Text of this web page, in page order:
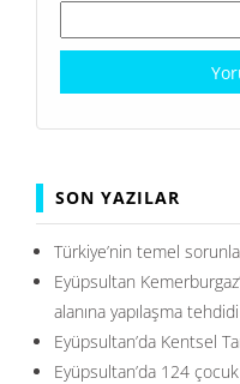
SON YAZILAR
Türkiye’nin temel
Eyüpsultan
alanına yapılaşma tehdidi
Eyüpsultan’da Kentsel
Eyüpsultan’da 124